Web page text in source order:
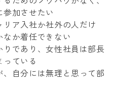
加させたい
ア入社か社外の人だけ
か着任できない
であり、女性社員は部長
ている
自分には無理と思って部